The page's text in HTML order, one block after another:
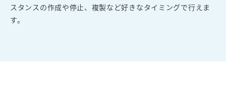
スタンスの作成や停止、複製など好きなタイミングで行えま
す。